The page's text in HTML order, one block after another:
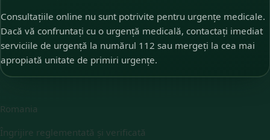
Consultațiile online nu sunt potrivite pentru urgențe medicale.
Dacă vă confruntați cu o urgență medicală, contactați imediat
serviciile de urgență la numărul 112 sau mergeți la cea mai
apropiată unitate de primiri urgențe.
Romania
Îngrijire reglementată și verificată